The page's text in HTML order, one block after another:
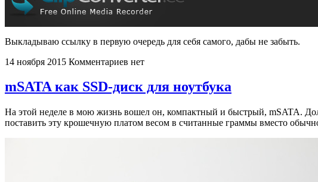
Выкладываю ссылку в первую очередь для себя самого, дабы не забыть.
14 ноября 2015 Комментариев нет
mSATA как SSD-диск для ноутбука
На этой неделе в мою жизнь вошел он, компактный и быстрый, mSATA.
поставить эту крошечную платом весом в считанные граммы вместо